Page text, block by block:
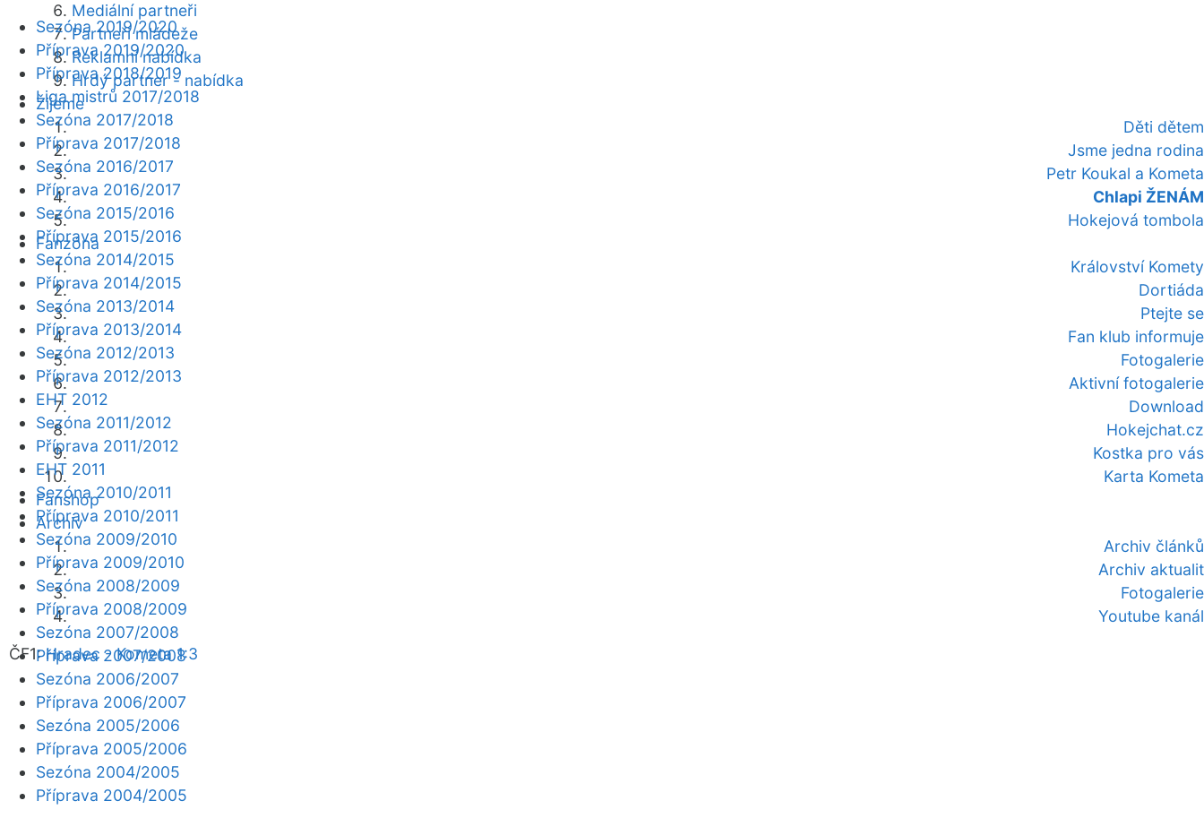
Mediální partneři
Partneři mládeže
Reklamní nabídka
Hrdý partner - nabídka
Žijeme
Děti dětem
Jsme jedna rodina
Petr Koukal a Kometa
Chlapi ŽENÁM
Hokejová tombola
Fanzóna
Království Komety
Dortiáda
Ptejte se
Fan klub informuje
Fotogalerie
Aktivní fotogalerie
Download
Hokejchat.cz
Kostka pro vás
Karta Kometa
Fanshop
Archiv
Archiv článků
Archiv aktualit
Fotogalerie
Youtube kanál
ČF1:Hradec - Kometa 1:3
Sezóna 2019/2020
Příprava 2019/2020
Příprava 2018/2019
Liga mistrů 2017/2018
Sezóna 2017/2018
Příprava 2017/2018
Sezóna 2016/2017
Příprava 2016/2017
Sezóna 2015/2016
Příprava 2015/2016
Sezóna 2014/2015
Příprava 2014/2015
Sezóna 2013/2014
Příprava 2013/2014
Sezóna 2012/2013
Příprava 2012/2013
EHT 2012
Sezóna 2011/2012
Příprava 2011/2012
EHT 2011
Sezóna 2010/2011
Příprava 2010/2011
Sezóna 2009/2010
Příprava 2009/2010
Sezóna 2008/2009
Příprava 2008/2009
Sezóna 2007/2008
Příprava 2007/2008
Sezóna 2006/2007
Příprava 2006/2007
Sezóna 2005/2006
Příprava 2005/2006
Sezóna 2004/2005
Příprava 2004/2005